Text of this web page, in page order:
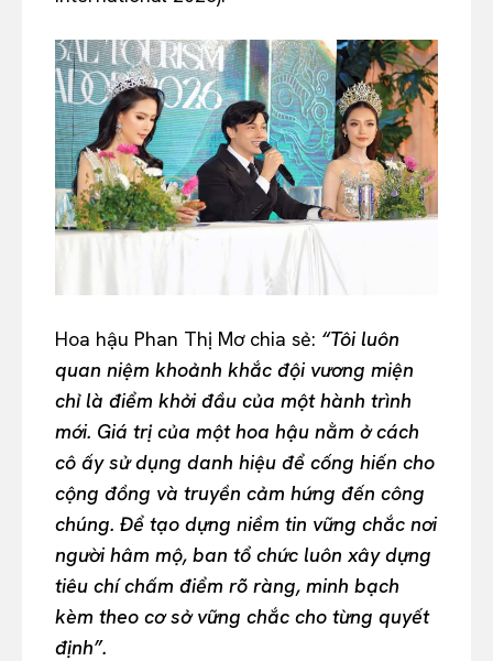
Hoa hậu Phan Thị Mơ chia sẻ: “Tôi luôn
quan niệm khoảnh khắc đội vương miện
chỉ là điểm khởi đầu của một hành trình
mới. Giá trị của một hoa hậu nằm ở cách
cô ấy sử dụng danh hiệu để cống hiến cho
cộng đồng và truyền cảm hứng đến công
chúng. Để tạo dựng niềm tin vững chắc nơi
người hâm mộ, ban tổ chức luôn xây dựng
tiêu chí chấm điểm rõ ràng, minh bạch
kèm theo cơ sở vững chắc cho từng quyết
định”.